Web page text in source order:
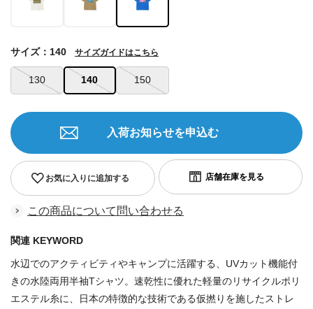
130 140 150
サイズ：140 サイズガイドはこちら
お気に入りに追加する
入荷お知らせを申込む
この商品について問い合わせる
関連 KEYWORD
水辺でのアクティビティやキャンプに活躍する、UVカット機能付
きの水陸両用半袖Tシャツ。速乾性に優れた軽量のリサイクルポリ
エステル糸に、日本の特徴的な技術である仮撚りを施したストレ